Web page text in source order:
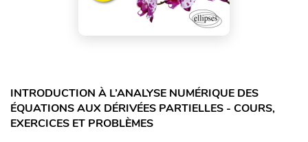
INTRODUCTION À L’ANALYSE NUMÉRIQUE DES
ÉQUATIONS AUX DÉRIVÉES PARTIELLES - COURS,
EXERCICES ET PROBLÈMES